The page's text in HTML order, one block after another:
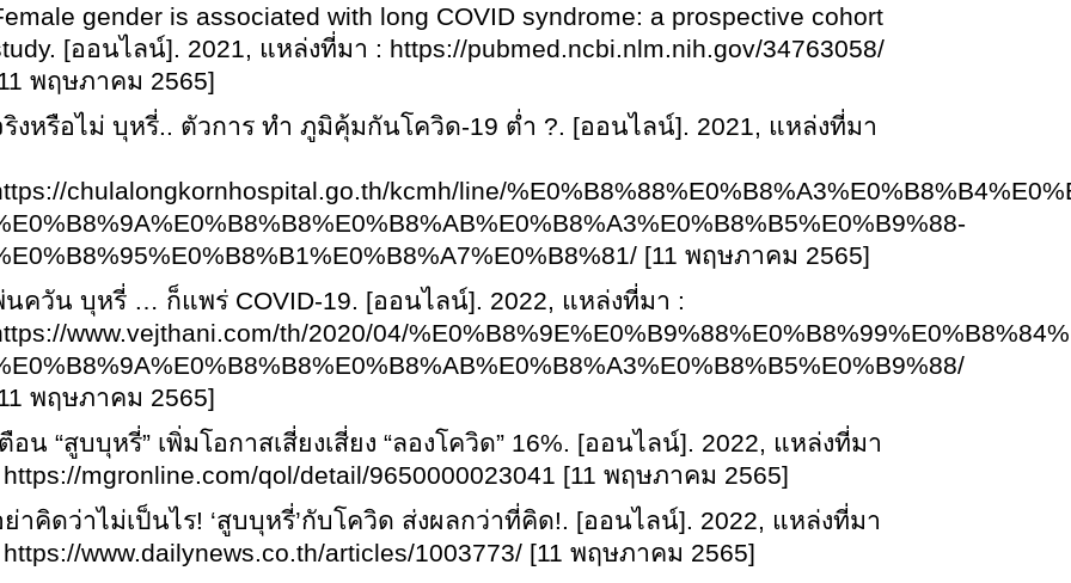
gender is associated with long COVID syndrome: a prospective cohort
[ออนไลน์]. 2021, แหล่งที่มา : https://pubmed.ncbi.nlm.nih.gov/34763058/
พฤษภาคม 2565]
งหรือไม่ บุหรี่.. ตัวการ ทำ ภูมิคุ้มกันโควิด-19 ต่ำ ?. [ออนไลน์]. 2021, แหล่งที่มา
chulalongkornhospital.go.th/kcmh/line/
[11 พฤษภาคม 2565]
นควัน บุหรี่ … ก็แพร่ COVID-19. [ออนไลน์]. 2022, แหล่งที่มา :
www.vejthani.com/th/2020/04/
พฤษภาคม 2565]
อน “สูบบุหรี่” เพิ่มโอกาสเสี่ยงเสี่ยง “ลองโควิด” 16%. [ออนไลน์]. 2022, แหล่งที่มา
mgronline.com/qol/detail/9650000023041 [11 พฤษภาคม 2565]
าคิดว่าไม่เป็นไร! ‘สูบบุหรี่’กับโควิด ส่งผลกว่าที่คิด!. [ออนไลน์]. 2022, แหล่งที่มา
www.dailynews.co.th/articles/1003773/ [11 พฤษภาคม 2565]